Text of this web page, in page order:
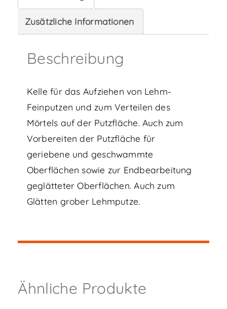
Zusätzliche Informationen
Beschreibung
Kelle für das Aufziehen von Lehm-
Feinputzen und zum Verteilen des
Mörtels auf der Putzfläche. Auch zum
Vorbereiten der Putzfläche für
geriebene und geschwammte
Oberflächen sowie zur Endbearbeitung
geglätteter Oberflächen. Auch zum
Glätten grober Lehmputze.
Ähnliche Produkte